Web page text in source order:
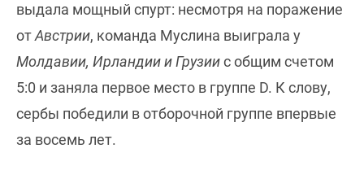
выдала мощный спурт: несмотря на поражение
отАвстрии, команда Муслина выиграла у
Молдавии, Ирландии и Грузиис общим счетом
5:0 и заняла первое место в группе D. К слову,
сербы победили в отборочной группе впервые
за восемь лет.